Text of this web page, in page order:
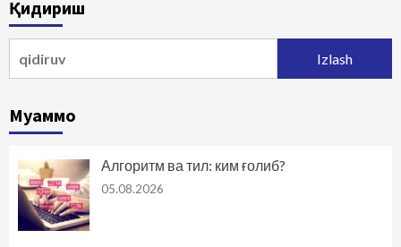
Қидириш
Муаммо
Алгоритм ва тил: ким ғолиб?
05.08.2026